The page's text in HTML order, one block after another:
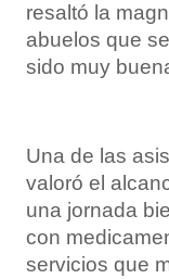
resaltó la
abuelos que
sido muy
Una de las
valoró el
una jornada
con
servicios que